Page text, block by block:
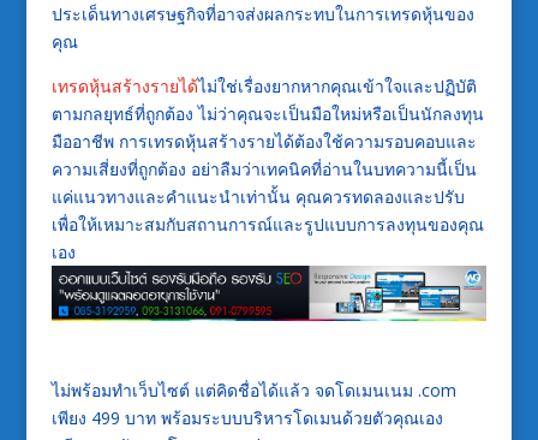
ประเด็นทางเศรษฐกิจที่อาจส่งผลกระทบในการเทรดหุ้นของ
คุณ
เทรดหุ้นสร้างรายได้ไม่ใช่เรื่องยากหากคุณเข้าใจและปฏิบัติ
ตามกลยุทธ์ที่ถูกต้อง ไม่ว่าคุณจะเป็นมือใหม่หรือเป็นนักลงทุน
มืออาชีพ การเทรดหุ้นสร้างรายได้ต้องใช้ความรอบคอบและ
ความเสี่ยงที่ถูกต้อง อย่าลืมว่าเทคนิคที่อ่านในบทความนี้เป็น
แค่แนวทางและคำแนะนำเท่านั้น คุณควรทดลองและปรับ
เพื่อให้เหมาะสมกับสถานการณ์และรูปแบบการลงทุนของคุณ
เอง
ไม่พร้อมทำเว็บไซต์ แต่คิดชื่อได้แล้ว จดโดเมนเนม .com
เพียง 499 บาท พร้อมระบบบริหารโดเมนด้วยตัวคุณเอง